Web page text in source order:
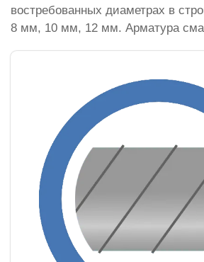
востребованных диаметрах в
8 мм, 10 мм, 12 мм. Арматура